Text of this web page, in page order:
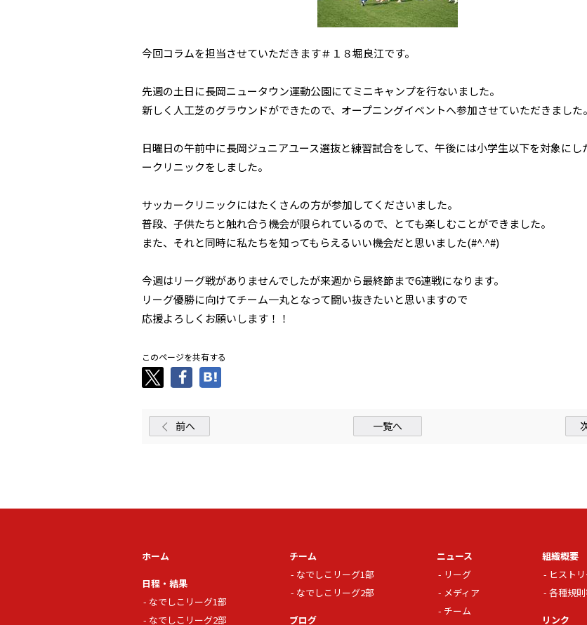
今回コラムを担当させていただきます＃１８堀良江です。
先週の土日に長岡ニュータウン運動公園にてミニキャンプを行ないました。
新しく人工芝のグラウンドができたので、オープニングイベントへ参加させていただきました。
日曜日の午前中に長岡ジュニアユース選抜と練習試合をして、午後には小学生以下を対象にし
ークリニックをしました。
サッカークリニックにはたくさんの方が参加してくださいました。
普段、子供たちと触れ合う機会が限られているので、とても楽しむことができました。
また、それと同時に私たちを知ってもらえるいい機会だと思いました(#^.^#)
今週はリーグ戦がありませんでしたが来週から最終節まで6連戦になります。
リーグ優勝に向けてチーム一丸となって闘い抜きたいと思いますので
応援よろしくお願いします！！
このページを共有する
前へ 一覧へ
ホーム
日程・結果
なでしこリーグ1部
なでしこリーグ2部
チーム
なでしこリーグ1部
なでしこリーグ2部
ブログ
ニュース
リーグ
メディア
チーム
組織概要
ヒスト
各種規
リンク